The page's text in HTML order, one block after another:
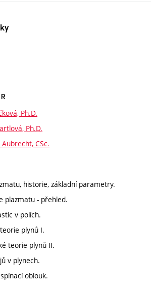
Ph.D.
Ph.D.
CSc.
historie, základní parametry.
plazmatu - přehled.
v polích.
plynů I.
teorie plynů II.
v plynech.
oblouk.